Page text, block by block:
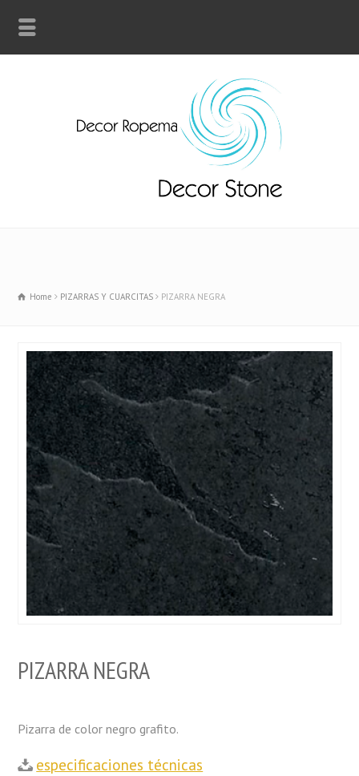
Home PIZARRAS Y CUARCITAS PIZARRA NEGRA
PIZARRA NEGRA
Pizarra de color negro grafito.
especificaciones técnicas